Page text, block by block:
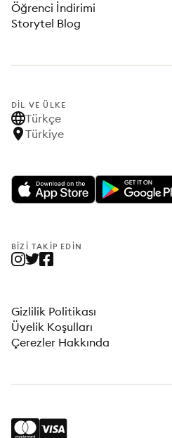
Öğrenci İndirimi
Storytel Blog
DIL VE ÜLKE
Türkçe
Türkiye
BIZI TAKIP EDIN
Gizlilik Politikası
Üyelik Koşulları
Çerezler Hakkında